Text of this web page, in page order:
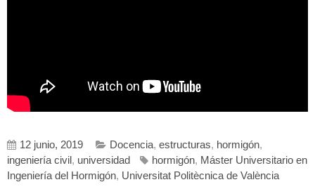
12 junio, 2019 Docencia, estructuras, hormigón,
ingeniería civil , universidad hormigón, Máster Universitario en
Ingeniería del Hormigón, Universitat Politècnica de València